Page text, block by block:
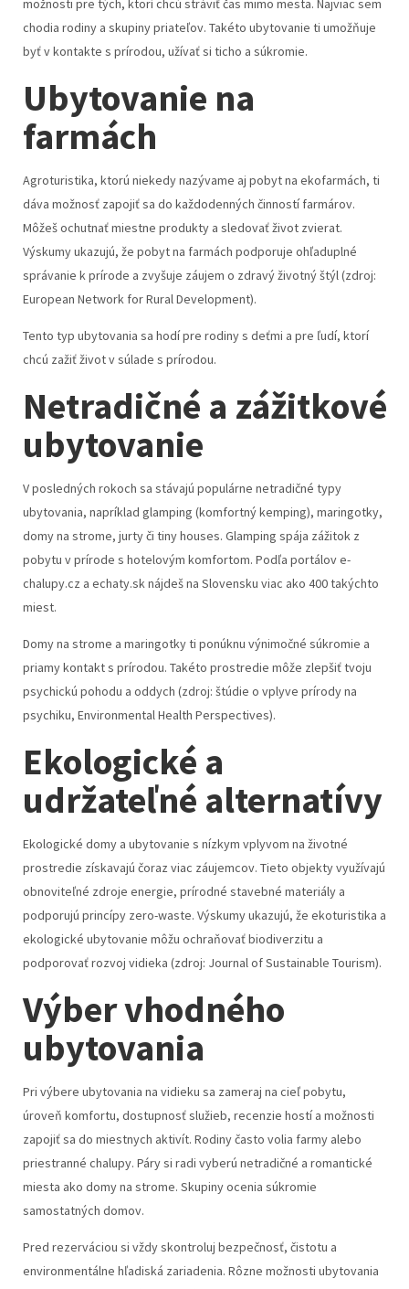
možnosti pre tých, ktorí chcú stráviť čas mimo mesta. Najviac sem
chodia rodiny a skupiny priateľov. Takéto ubytovanie ti umožňuje
byť v kontakte s prírodou, užívať si ticho a súkromie.
Ubytovanie na
farmách
Agroturistika, ktorú niekedy nazývame aj pobyt na ekofarmách, ti
dáva možnosť zapojiť sa do každodenných činností farmárov.
Môžeš ochutnať miestne produkty a sledovať život zvierat.
Výskumy ukazujú, že pobyt na farmách podporuje ohľaduplné
správanie k prírode a zvyšuje záujem o zdravý životný štýl (zdroj:
European Network for Rural Development).
Tento typ ubytovania sa hodí pre rodiny s deťmi a pre ľudí, ktorí
chcú zažiť život v súlade s prírodou.
Netradičné a zážitkové
ubytovanie
V posledných rokoch sa stávajú populárne netradičné typy
ubytovania, napríklad glamping (komfortný kemping), maringotky,
domy na strome, jurty či tiny houses. Glamping spája zážitok z
pobytu v prírode s hotelovým komfortom. Podľa portálov e-
chalupy.cz a echaty.sk nájdeš na Slovensku viac ako 400 takýchto
miest.
Domy na strome a maringotky ti ponúknu výnimočné súkromie a
priamy kontakt s prírodou. Takéto prostredie môže zlepšiť tvoju
psychickú pohodu a oddych (zdroj: štúdie o vplyve prírody na
psychiku, Environmental Health Perspectives).
Ekologické a
udržateľné alternatívy
Ekologické domy a ubytovanie s nízkym vplyvom na životné
prostredie získavajú čoraz viac záujemcov. Tieto objekty využívajú
obnoviteľné zdroje energie, prírodné stavebné materiály a
podporujú princípy zero-waste. Výskumy ukazujú, že ekoturistika a
ekologické ubytovanie môžu ochraňovať biodiverzitu a
podporovať rozvoj vidieka (zdroj: Journal of Sustainable Tourism).
Výber vhodného
ubytovania
Pri výbere ubytovania na vidieku sa zameraj na cieľ pobytu,
úroveň komfortu, dostupnosť služieb, recenzie hostí a možnosti
zapojiť sa do miestnych aktivít. Rodiny často volia farmy alebo
priestranné chalupy. Páry si radi vyberú netradičné a romantické
miesta ako domy na strome. Skupiny ocenia súkromie
samostatných domov.
Pred rezerváciou si vždy skontroluj bezpečnosť, čistotu a
environmentálne hľadiská zariadenia. Rôzne možnosti ubytovania